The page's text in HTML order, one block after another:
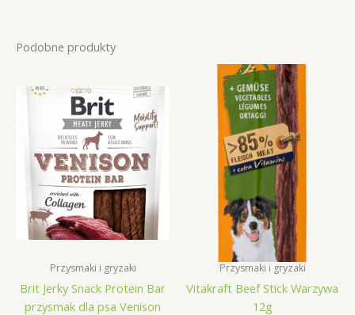
Podobne produkty
Przysmaki i gryzaki
Brit Jerky Snack Protein Bar
przysmak dla psa Venison
Przysmaki i gryzaki
Vitakraft Beef Stick Warzywa
12g